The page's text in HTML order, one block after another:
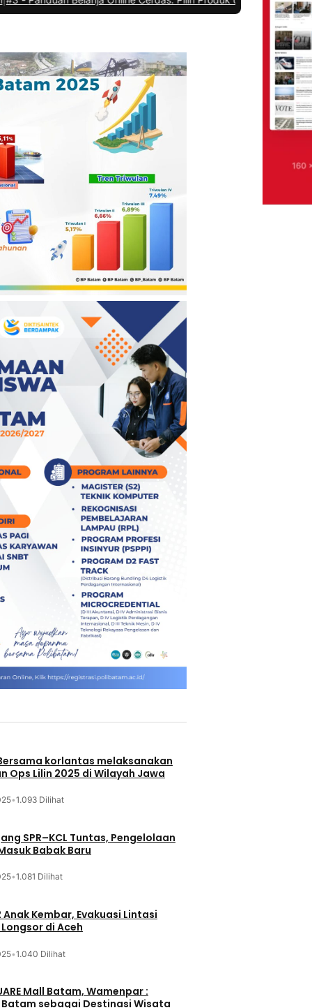
korlantas melaksanakan
Ops Lilin 2025 di Wilayah Jawa
•1.093 Dilihat
SPR–KCL Tuntas, Pengelolaan
Babak Baru
•1.081 Dilihat
Anak Kembar, Evakuasi Lintasi
di Aceh
•1.040 Dilihat
Mall Batam, Wamenpar :
Batam sebagai Destinasi Wisata